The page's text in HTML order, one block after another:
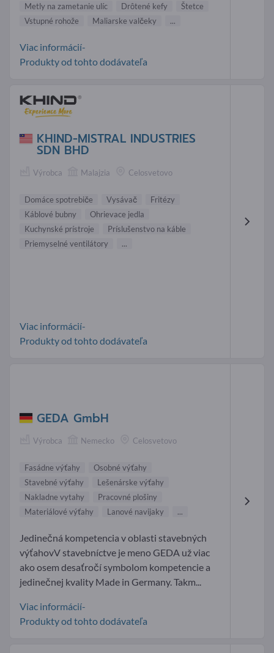
Metly na zametanie ulíc
Drôtené kefy
Štetce
Vstupné rohože
Maliarske valčeky ...
Viac informácií-
Produkty od tohto dodávateľa
KHIND-MISTRAL INDUSTRIES
SDN BHD
Výrobca Malajzia Celosvetovo
Domáce spotrebiče Vysávač
Fritézy
Káblové bubny
Ohrievace jedla
Kuchynské prístroje
Príslušenstvo na káble
Priemyselné ventilátory
...
Viac informácií-
Produkty od tohto dodávateľa
GEDA GmbH
Výrobca Nemecko Celosvetovo
Fasádne výťahy
Osobné výťahy
Stavebné výťahy
Lešenárske výťahy
Nakladne vytahy
Pracovné plošiny
Materiálové výťahy
Lanové navijaky ...
Jedinečná kompetencia v oblasti stavebných
výťahovV stavebníctve je meno GEDA už viac
ako osem desaťročí symbolom kompetencie a
jedinečnej kvality Made in Germany. Takm...
Viac informácií-
Produkty od tohto dodávateľa